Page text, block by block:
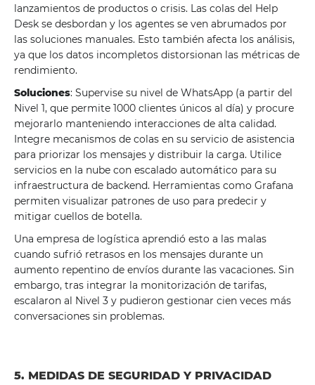
lanzamientos de productos o crisis. Las colas del Help
Desk se desbordan y los agentes se ven abrumados por
las soluciones manuales. Esto también afecta los análisis,
ya que los datos incompletos distorsionan las métricas de
rendimiento.
Soluciones: Supervise su nivel de WhatsApp (a partir del
Nivel 1, que permite 1000 clientes únicos al día) y procure
mejorarlo manteniendo interacciones de alta calidad.
Integre mecanismos de colas en su servicio de asistencia
para priorizar los mensajes y distribuir la carga. Utilice
servicios en la nube con escalado automático para su
infraestructura de backend. Herramientas como Grafana
permiten visualizar patrones de uso para predecir y
mitigar cuellos de botella.
Una empresa de logística aprendió esto a las malas
cuando sufrió retrasos en los mensajes durante un
aumento repentino de envíos durante las vacaciones. Sin
embargo, tras integrar la monitorización de tarifas,
escalaron al Nivel 3 y pudieron gestionar cien veces más
conversaciones sin problemas.
5. MEDIDAS DE SEGURIDAD Y PRIVACIDAD